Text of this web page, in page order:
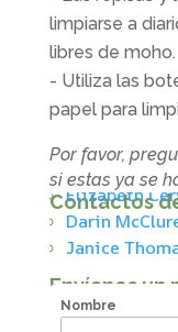
limpiarse a
libres de moho.
- Utiliza las
papel para
Por favor,
si estas ya se
Contactos
Elizabeth
Darin
Janice
Envíanos un
Nombre